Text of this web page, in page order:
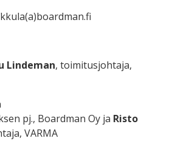
Lindeman, toimitusjohtaja,
pj., Boardman Oy ja Risto
VARMA